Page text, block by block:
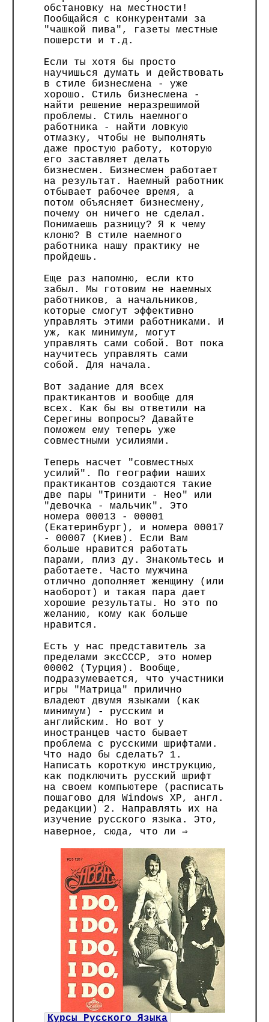
обстановку на местности!
Пообщайся с конкурентами за
"чашкой пива", газеты местные
пошерсти и т.д.
Если ты хотя бы просто
научишься думать и действовать
в стиле бизнесмена - уже
хорошо. Стиль бизнесмена -
найти решение неразрешимой
проблемы. Стиль наемного
работника - найти ловкую
отмазку, чтобы не выполнять
даже простую работу, которую
его заставляет делать
бизнесмен. Бизнесмен работает
на результат. Наемный работник
отбывает рабочее время, а
потом объясняет бизнесмену,
почему он ничего не сделал.
Понимаешь разницу? Я к чему
клоню? В стиле наемного
работника нашу практику не
пройдешь.
Еще раз напомню, если кто
забыл. Мы готовим не наемных
работников, а начальников,
которые смогут эффективно
управлять этими работниками. И
уж, как минимум, могут
управлять сами собой. Вот пока
научитесь управлять сами
собой. Для начала.
Вот задание для всех
практикантов и вообще для
всех. Как бы вы ответили на
Серегины вопросы? Давайте
поможем ему теперь уже
совместными усилиями.
Теперь насчет "совместных
усилий". По географии наших
практикантов создаются такие
две пары "Тринити - Нео" или
"девочка - мальчик". Это
номера 00013 - 00001
(Екатеринбург), и номера 00017
- 00007 (Киев). Если Вам
больше нравится работать
парами, плиз ду. Знакомьтесь и
работаете. Часто мужчина
отлично дополняет женщину (или
наоборот) и такая пара дает
хорошие результаты. Но это по
желанию, кому как больше
нравится.
Есть у нас представитель за
пределами эксСССР, это номер
00002 (Турция). Вообще,
подразумевается, что участники
игры "Матрица" прилично
владеют двумя языками (как
минимум) - русским и
английским. Но вот у
иностранцев часто бывает
проблема с русскими шрифтами.
Что надо бы сделать? 1.
Написать короткую инструкцию,
как подключить русский шрифт
на своем компьютере (расписать
пошагово для Windows XP, англ.
редакции) 2. Направлять их на
изучение русского языка. Это,
наверное, сюда, что ли ⇒
Курсы Русского Языка